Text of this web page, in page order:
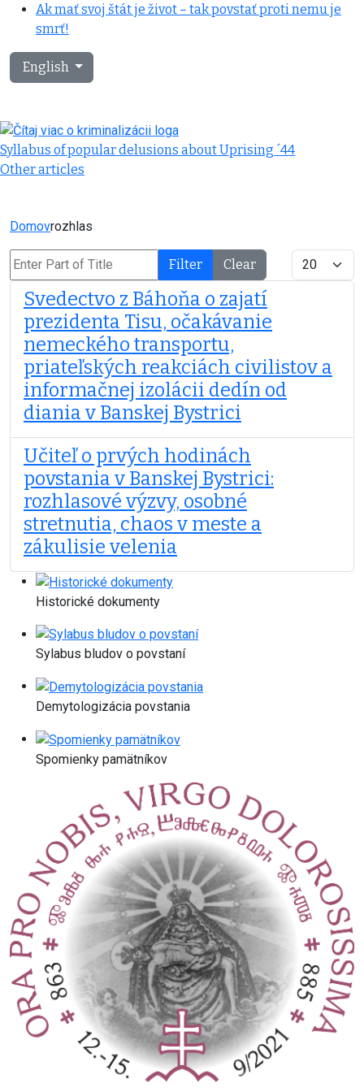
Ak mať svoj štát je život – tak povstať proti nemu je
smrť!
Select your language
English
Syllabus of popular delusions about Uprising ´44
Other articles
Domovrozhlas
Enter Part of Title Filter Clear Display #
Svedectvo z Báhoňa o zajatí
prezidenta Tisu, očakávanie
nemeckého transportu,
priateľských reakciách civilistov a
informačnej izolácii dedín od
diania v Banskej Bystrici
Učiteľ o prvých hodinách
povstania v Banskej Bystrici:
rozhlasové výzvy, osobné
stretnutia, chaos v meste a
zákulisie velenia
Historické dokumenty
Sylabus bludov o povstaní
Demytologizácia povstania
Spomienky pamätníkov